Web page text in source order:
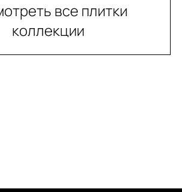
все плитки
коллекции